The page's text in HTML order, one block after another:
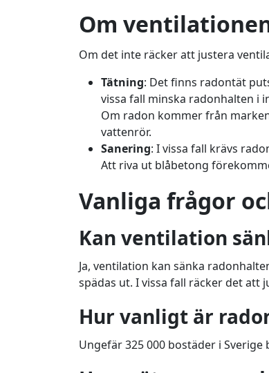
Om
Om det inte räcker att justera
Tätning: Det finns radontät
vissa fall minska radonhalten i
Om radon kommer från
vattenrör.
Sanering: I vissa fall krävs
Att riva ut blåbetong
Vanliga frågor
Kan ventilation
Ja, ventilation kan sänka
spädas ut. I vissa fall räcker det att
Hur vanligt är
Ungefär 325 000 bostäder i